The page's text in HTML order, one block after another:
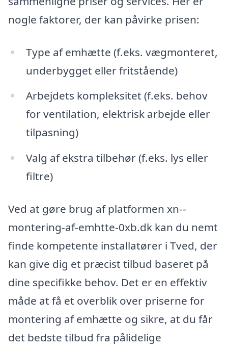
nogle faktorer, der kan påvirke prisen:
Type af emhætte (f.eks. vægmonteret,
underbygget eller fritstående)
Arbejdets kompleksitet (f.eks. behov
for ventilation, elektrisk arbejde eller
tilpasning)
Valg af ekstra tilbehør (f.eks. lys eller
filtre)
Ved at gøre brug af platformen xn--
montering-af-emhtte-0xb.dk kan du nemt
finde kompetente installatører i Tved, der
kan give dig et præcist tilbud baseret på
dine specifikke behov. Det er en effektiv
måde at få et overblik over priserne for
montering af emhætte og sikre, at du får
det bedste tilbud fra pålidelige